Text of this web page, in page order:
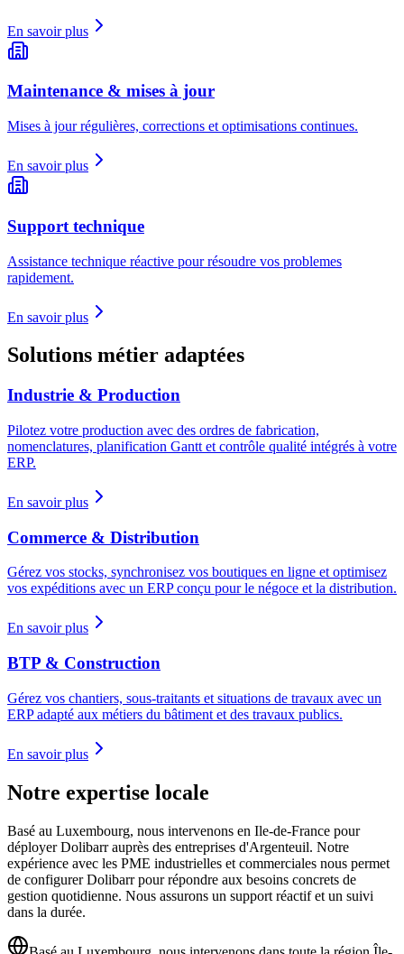
En savoir plus
Maintenance & mises à jour
Mises à jour régulières, corrections et optimisations continues.
En savoir plus
Support technique
Assistance technique réactive pour résoudre vos problemes
rapidement.
En savoir plus
Solutions métier adaptées
Industrie & Production
Pilotez votre production avec des ordres de fabrication,
nomenclatures, planification Gantt et contrôle qualité intégrés à votre
ERP.
En savoir plus
Commerce & Distribution
Gérez vos stocks, synchronisez vos boutiques en ligne et optimisez
vos expéditions avec un ERP conçu pour le négoce et la distribution.
En savoir plus
BTP & Construction
Gérez vos chantiers, sous-traitants et situations de travaux avec un
ERP adapté aux métiers du bâtiment et des travaux publics.
En savoir plus
Notre expertise locale
Basé au Luxembourg, nous intervenons en Ile-de-France pour
déployer Dolibarr auprès des entreprises d'Argenteuil. Notre
expérience avec les PME industrielles et commerciales nous permet
de configurer Dolibarr pour répondre aux besoins concrets de
gestion quotidienne. Nous assurons un support réactif et un suivi
dans la durée.